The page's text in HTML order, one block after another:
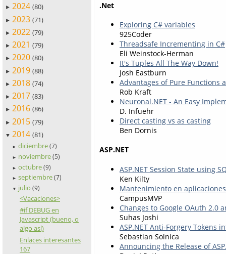
► 2024 (80)
► 2023 (71)
► 2022 (79)
► 2021 (79)
► 2020 (80)
► 2019 (88)
► 2018 (74)
► 2017 (83)
► 2016 (86)
► 2015 (79)
▼ 2014 (81)
► diciembre (7)
► noviembre (5)
► octubre (9)
► septiembre (7)
▼ julio (9)
<Vacaciones>
#if DEBUG en
Javascript (bueno, o
algo así)
Enlaces interesantes
167
.Net
Exploring C# variables
925Coder
Threadsafe Incrementing in C#
Eli Weinstock-Herman
It's Tuples All The Way Down!
Josh Eastburn
Advantages of Pure Functions
Rob Kraft
Neuronal.NET - An Easy
D. Infuehr
Direct casting vs as casting
Ben Dornis
ASP.NET
ASP.NET Session State using
Ken Kilty
Mantenimiento en aplicaciones
CampusMVP
Changes to Google OAuth 2.0
Suhas Joshi
ASP.NET Anti-Forgery Tokens
Sebastian Solnica
Announcing the Release of